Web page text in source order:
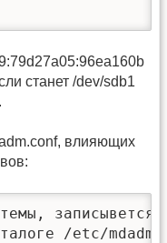
станет /dev/sdb1
влияющих
записывется
/etc/